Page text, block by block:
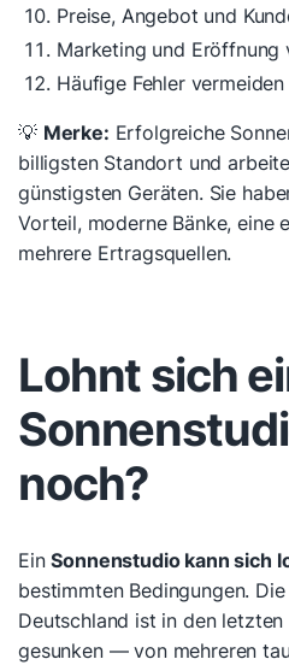
Preise, Angebot und
Marketing und Eröffnung
Häufige Fehler vermeiden
💡 Merke: Erfolgreiche
billigsten Standort und
günstigsten Geräten. Sie
Vorteil, moderne Bänke, eine
mehrere Ertragsquellen.
Lohnt sich
noch?
EinSonnenstudio kann sich
bestimmten Bedingungen.
Deutschland ist in den
gesunken — von mehreren